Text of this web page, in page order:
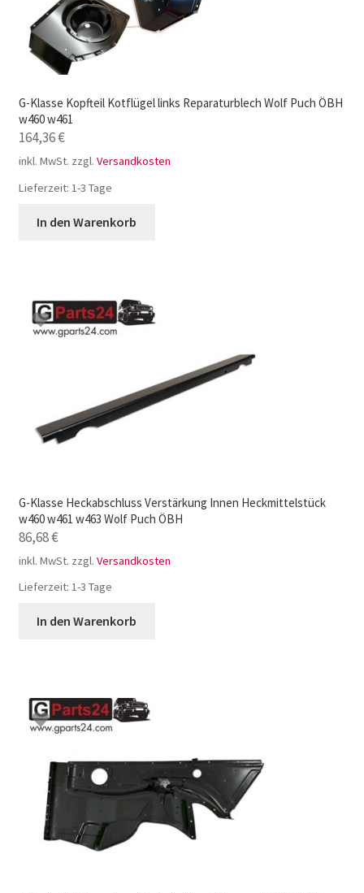
G-Klasse Kopfteil Kotflügel links Reparaturblech Wolf Puch ÖBH
w460 w461
164,36€
inkl. MwSt. zzgl. Versandkosten
Lieferzeit: 1-3 Tage
In den Warenkorb
G-Klasse Heckabschluss Verstärkung Innen Heckmittelstück
w460 w461 w463 Wolf Puch ÖBH
86,68€
inkl. MwSt. zzgl. Versandkosten
Lieferzeit: 1-3 Tage
In den Warenkorb